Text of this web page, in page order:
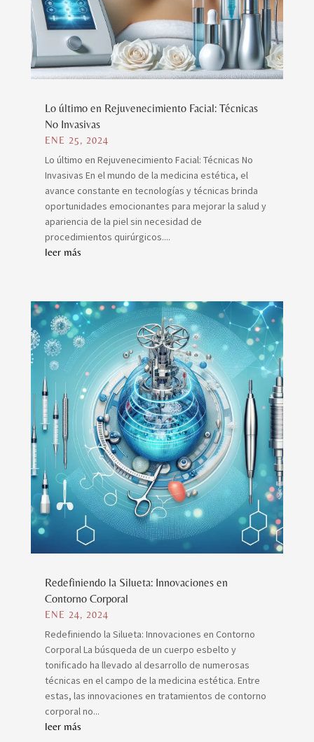
Lo último en Rejuvenecimiento Facial: Técnicas
No Invasivas
ENE 25, 2024
Lo último en Rejuvenecimiento Facial: Técnicas No
Invasivas En el mundo de la medicina estética, el
avance constante en tecnologías y técnicas brinda
oportunidades emocionantes para mejorar la salud y
apariencia de la piel sin necesidad de
procedimientos quirúrgicos....
leer más
Redefiniendo la Silueta: Innovaciones en
Contorno Corporal
ENE 24, 2024
Redefiniendo la Silueta: Innovaciones en Contorno
Corporal La búsqueda de un cuerpo esbelto y
tonificado ha llevado al desarrollo de numerosas
técnicas en el campo de la medicina estética. Entre
estas, las innovaciones en tratamientos de contorno
corporal no...
leer más